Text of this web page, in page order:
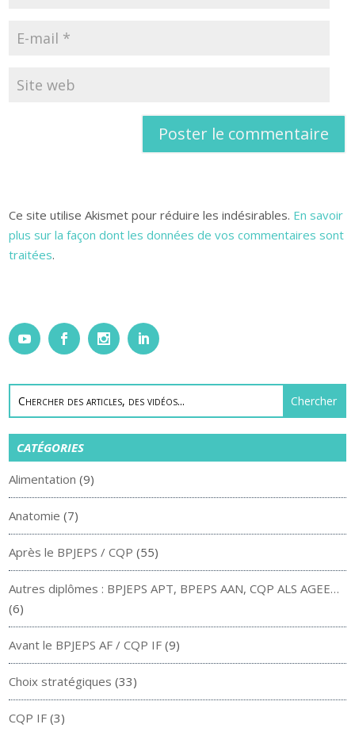
Ce site utilise Akismet pour réduire les indésirables. En savoir
plus sur la façon dont les données de vos commentaires sont
traitées.
CATÉGORIES
Alimentation (9)
Anatomie (7)
Après le BPJEPS / CQP (55)
Autres diplômes : BPJEPS APT, BPEPS AAN, CQP ALS AGEE…
(6)
Avant le BPJEPS AF / CQP IF (9)
Choix stratégiques (33)
CQP IF (3)